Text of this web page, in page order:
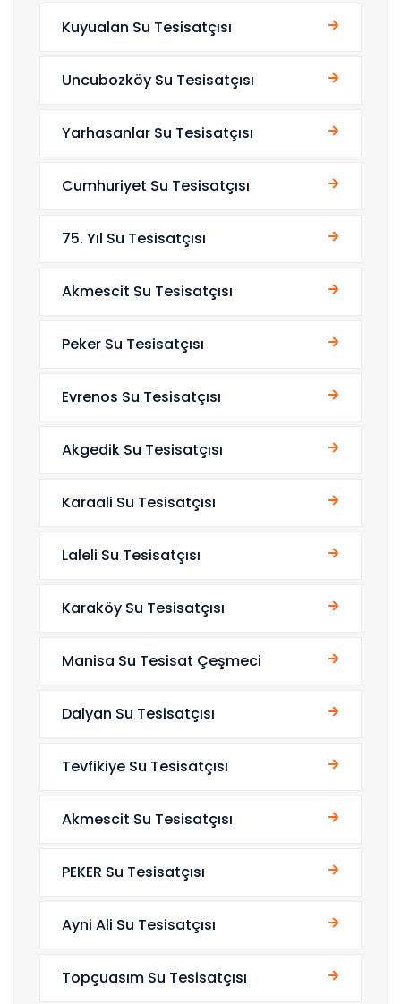
Kuyualan Su Tesisatçısı
Uncubozköy Su Tesisatçısı
Yarhasanlar Su Tesisatçısı
Cumhuriyet Su Tesisatçısı
75. Yıl Su Tesisatçısı
Akmescit Su Tesisatçısı
Peker Su Tesisatçısı
Evrenos Su Tesisatçısı
Akgedik Su Tesisatçısı
Karaali Su Tesisatçısı
Laleli Su Tesisatçısı
Karaköy Su Tesisatçısı
Manisa Su Tesisat Çeşmeci
Dalyan Su Tesisatçısı
Tevfikiye Su Tesisatçısı
Akmescit Su Tesisatçısı
PEKER Su Tesisatçısı
Ayni Ali Su Tesisatçısı
Topçuasım Su Tesisatçısı